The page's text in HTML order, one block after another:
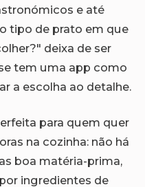
e até
tipo de prato em que
deixa de ser
tem uma app como
a escolha ao detalhe.
para quem quer
na cozinha: não há
boa matéria-prima,
ingredientes de